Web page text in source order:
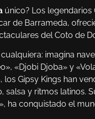
único? Los
de Barrameda,
del Coto de
imagina
«Djobi Djoba» y
Gipsy Kings han
y ritmos latinos.
ha conquistado el